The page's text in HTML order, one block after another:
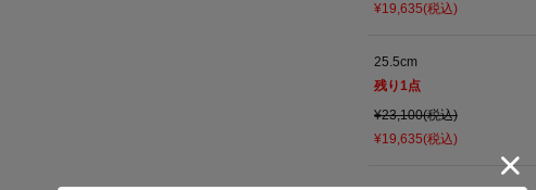
¥19,635(税込)
25.5cm
残り1点
¥23,100(税込)
¥19,635(税込)